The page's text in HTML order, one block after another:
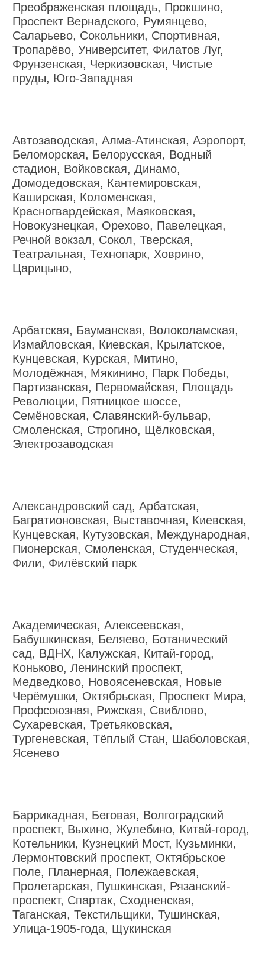
Преображенская площадь, Прокшино,
Проспект Вернадского, Румянцево,
Саларьево, Сокольники, Спортивная,
Тропарёво, Университет, Филатов Луг,
Фрунзенская, Черкизовская, Чистые
пруды, Юго-Западная
Автозаводская, Алма-Атинская, Аэропорт,
Беломорская, Белорусская, Водный
стадион, Войковская, Динамо,
Домодедовская, Кантемировская,
Каширская, Коломенская,
Красногвардейская, Маяковская,
Новокузнецкая, Орехово, Павелецкая,
Речной вокзал, Сокол, Тверская,
Театральная, Технопарк, Ховрино,
Царицыно,
Арбатская, Бауманская, Волоколамская,
Измайловская, Киевская, Крылатское,
Кунцевская, Курская, Митино,
Молодёжная, Мякинино, Парк Победы,
Партизанская, Первомайская, Площадь
Революции, Пятницкое шоссе,
Семёновская, Славянский-бульвар,
Смоленская, Строгино, Щёлковская,
Электрозаводская
Александровский сад, Арбатская,
Багратионовская, Выставочная, Киевская,
Кунцевская, Кутузовская, Международная,
Пионерская, Смоленская, Студенческая,
Фили, Филёвский парк
Академическая, Алексеевская,
Бабушкинская, Беляево, Ботанический
сад, ВДНХ, Калужская, Китай-город,
Коньково, Ленинский проспект,
Медведково, Новоясеневская, Новые
Черёмушки, Октябрьская, Проспект Мира,
Профсоюзная, Рижская, Свиблово,
Сухаревская, Третьяковская,
Тургеневская, Тёплый Стан, Шаболовская,
Ясенево
Баррикадная, Беговая, Волгоградский
проспект, Выхино, Жулебино, Китай-город,
Котельники, Кузнецкий Мост, Кузьминки,
Лермонтовский проспект, Октябрьское
Поле, Планерная, Полежаевская,
Пролетарская, Пушкинская, Рязанский-
проспект, Спартак, Сходненская,
Таганская, Текстильщики, Тушинская,
Улица-1905-года, Щукинская